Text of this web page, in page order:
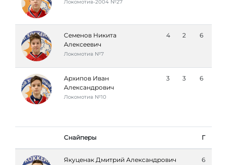
Локомотив-2004 №27
Семенов Никита
Алексеевич
Локомотив №7
4 2 6
Архипов Иван
Александрович
Локомотив №10
3 3 6
Снайперы Г
Якуценак Дмитрий Александрович 6